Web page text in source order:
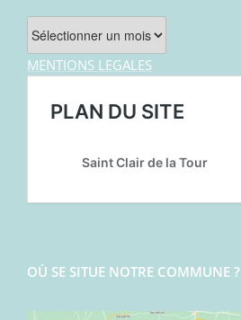
Archives
MENTIONS LEGALES
OÙ SE SITUE NOTRE COMMUNE ?